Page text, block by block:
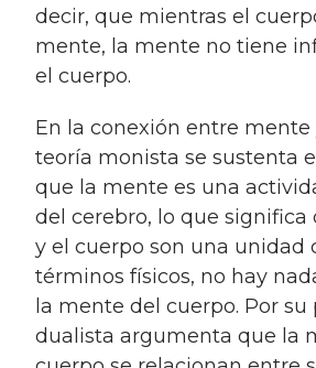
decir, que mientras el
mente, la mente no tiene
el cuerpo.
En la conexión entre mente y cuerpo, la
teoría monista se sustenta
que la mente es una
del cerebro, lo que significa
y el cuerpo son una unidad
términos físicos, no hay
la mente del cuerpo. Por su
dualista argumenta que la